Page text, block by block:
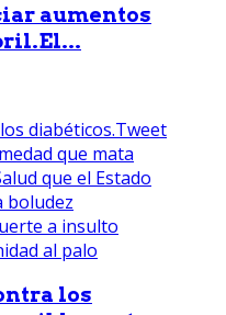
aumentos
los